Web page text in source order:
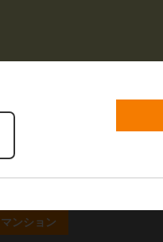
マンション